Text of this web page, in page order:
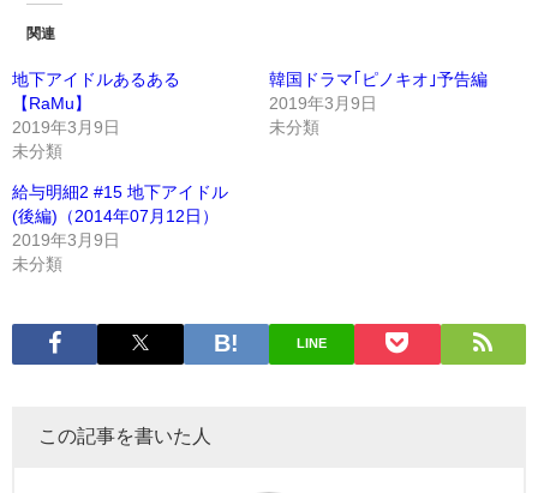
関連
地下アイドルあるある
【RaMu】
2019年3月9日
未分類
韓国ドラマ｢ピノキオ｣予告編
2019年3月9日
未分類
給与明細2 #15 地下アイドル
(後編)（2014年07月12日）
2019年3月9日
未分類
LINE
この記事を書いた人